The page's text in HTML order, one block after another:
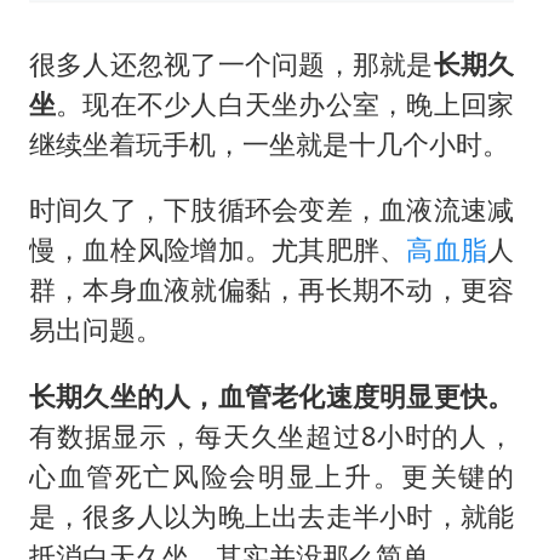
很多人还忽视了一个问题，那就是长期久
坐。现在不少人白天坐办公室，晚上回家
继续坐着玩手机，一坐就是十几个小时。
时间久了，下肢循环会变差，血液流速减
慢，血栓风险增加。尤其肥胖、 高血脂人
群，本身血液就偏黏，再长期不动，更容
易出问题。
长期久坐的人，血管老化速度明显更快。
有数据显示，每天久坐超过8小时的人，
心血管死亡风险会明显上升。更关键的
是，很多人以为晚上出去走半小时，就能